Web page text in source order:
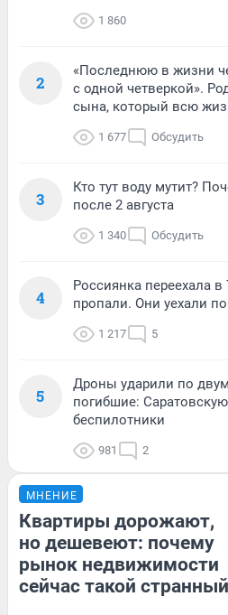
1 860
2
«Последнюю в жизни
с одной четверкой».
сына, который всю
1 677 Обсудить
3
Кто тут воду мутит?
после 2 августа
1 340 Обсудить
4
Россиянка переехала
пропали. Они уехали
1 217 5
5
Дроны ударили по
погибшие:
беспилотники
981 2
МНЕНИЕ
Квартиры дорожают,
но дешевеют: почему
рынок недвижимости
сейчас такой странный